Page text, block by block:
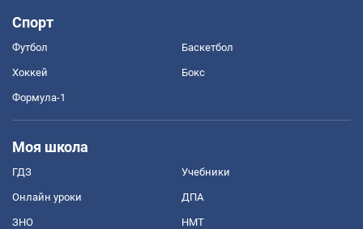
Спорт
Футбол Баскетбол
Хоккей Бокс
Формула-1
Моя школа
ГДЗ Учебники
Онлайн уроки ДПА
ЗНО НМТ